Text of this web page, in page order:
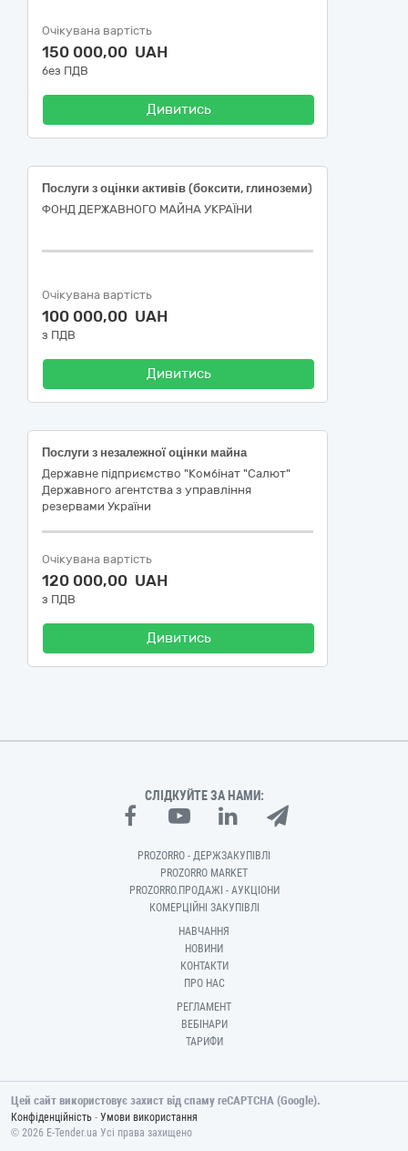
Очікувана вартість
150 000,00 UAH
без ПДВ
Дивитись
Послуги з оцінки активів (боксити, глиноземи)
ФОНД ДЕРЖАВНОГО МАЙНА УКРАЇНИ
Очікувана вартість
100 000,00 UAH
з ПДВ
Дивитись
Послуги з незалежної оцінки майна
Державне підприємство "Комбінат "Салют"
Державного агентства з управління
резервами України
Очікувана вартість
120 000,00 UAH
з ПДВ
Дивитись
СЛІДКУЙТЕ ЗА НАМИ:
PROZORRO - ДЕРЖЗАКУПІВЛІ
PROZORRO MARKET
PROZORRO.ПРОДАЖІ - АУКЦІОНИ
КОМЕРЦІЙНІ ЗАКУПІВЛІ
НАВЧАННЯ
НОВИНИ
КОНТАКТИ
ПРО НАС
РЕГЛАМЕНТ
ВЕБІНАРИ
ТАРИФИ
Цей сайт використовує захист від спаму reCAPTCHA (Google).
Конфіденційність - Умови використання
© 2026 E-Tender.ua Усі права захищено